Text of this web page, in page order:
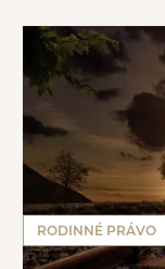
RODINNÉ PRÁVO